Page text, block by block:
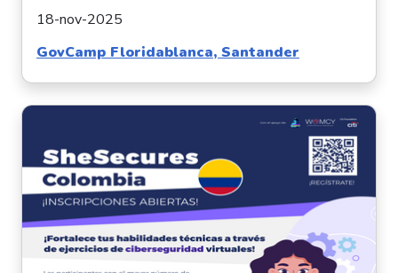
18-nov-2025
GovCamp Floridablanca, Santander